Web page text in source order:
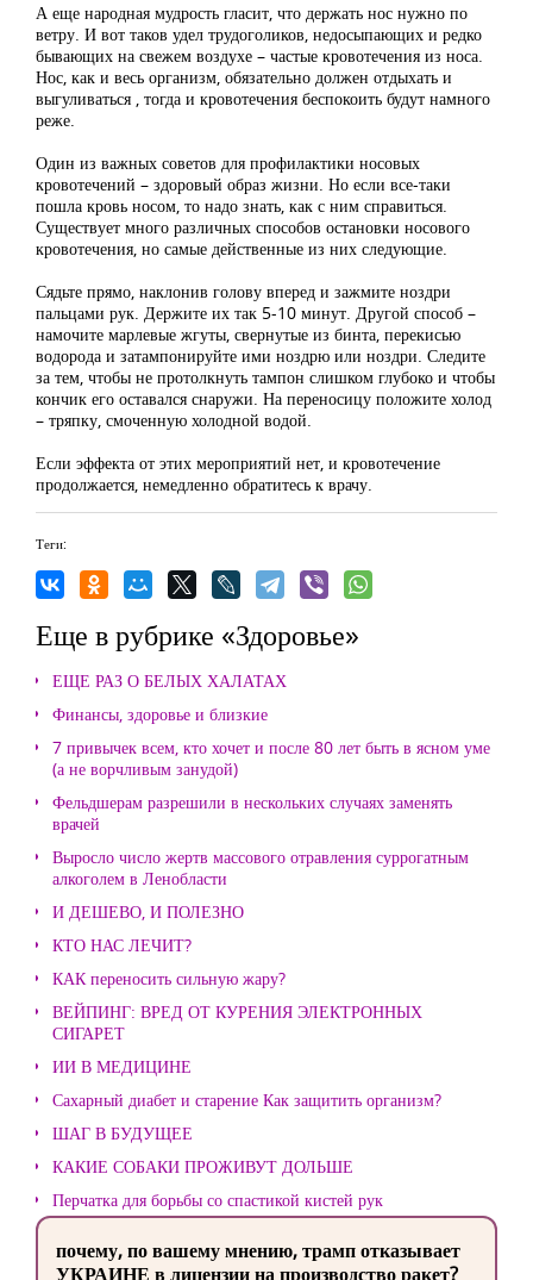
А еще народная мудрость гласит, что держать нос нужно по
ветру. И вот таков удел трудоголиков, недосыпающих и редко
бывающих на свежем воздухе – частые кровотечения из носа.
Нос, как и весь организм, обязательно должен отдыхать и
выгуливаться , тогда и кровотечения беспокоить будут намного
реже.
Один из важных советов для профилактики носовых
кровотечений – здоровый образ жизни. Но если все-таки
пошла кровь носом, то надо знать, как с ним справиться.
Существует много различных способов остановки носового
кровотечения, но самые действенные из них следующие.
Сядьте прямо, наклонив голову вперед и зажмите ноздри
пальцами рук. Держите их так 5-10 минут. Другой способ –
намочите марлевые жгуты, свернутые из бинта, перекисью
водорода и затампонируйте ими ноздрю или ноздри. Следите
за тем, чтобы не протолкнуть тампон слишком глубоко и чтобы
кончик его оставался снаружи. На переносицу положите холод
– тряпку, смоченную холодной водой.
Если эффекта от этих мероприятий нет, и кровотечение
продолжается, немедленно обратитесь к врачу.
Теги:
Еще в рубрике «Здоровье»
ЕЩЕ РАЗ О БЕЛЫХ ХАЛАТАХ
Финансы, здоровье и близкие
7 привычек всем, кто хочет и после 80 лет быть в ясном уме
(а не ворчливым занудой)
Фельдшерам разрешили в нескольких случаях заменять
врачей
Выросло число жертв массового отравления суррогатным
алкоголем в Ленобласти
И ДЕШЕВО, И ПОЛЕЗНО
КТО НАС ЛЕЧИТ?
КАК переносить сильную жару?
ВЕЙПИНГ: ВРЕД ОТ КУРЕНИЯ ЭЛЕКТРОННЫХ
СИГАРЕТ
ИИ В МЕДИЦИНЕ
Сахарный диабет и старение Как защитить организм?
ШАГ В БУДУЩЕЕ
КАКИЕ СОБАКИ ПРОЖИВУТ ДОЛЬШЕ
Перчатка для борьбы со спастикой кистей рук
почему, по вашему мнению, трамп отказывает
УКРАИНЕ в лицензии на производство ракет?